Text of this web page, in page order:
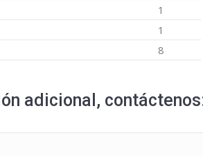
1
1
8
adicional,